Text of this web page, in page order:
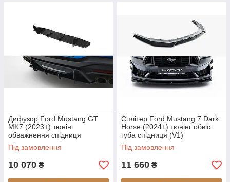
Дифузор Ford Mustang GT
MK7 (2023+) тюнінг
обважнення спідниця
заднього бампера (Street Pro
V1)
Під замовлення
10 070 ₴
Сплітер Ford Mustang 7 Dark
Horse (2024+) тюнінг обвіс
губа спідниця (V1)
Під замовлення
11 660 ₴